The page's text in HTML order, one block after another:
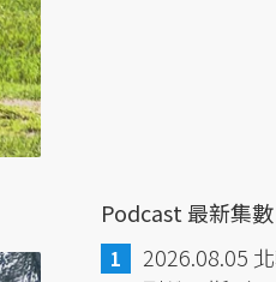
Podcast 最新集數
2026.08.05